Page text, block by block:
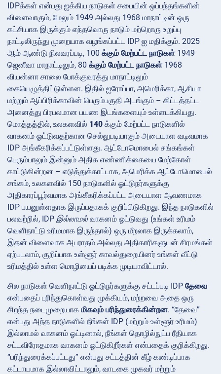
IDPக்கள் என்பது ஐக்கிய நாடுகள் சபையின் ஒப்பந்தங்களின்
விளைவாகும், மேலும் 1949 அல்லது 1968 மாநாட்டின் ஒரு
கட்சியாக இருக்கும் எந்தவொரு நாடும் மற்றொரு உறுப்பு
நாட்டிலிருந்து முறையாக வழங்கப்பட்ட IDP ஐ மதிக்கும். 2025
ஆம் ஆண்டு நிலவரப்படி, 100 க்கும் மேற்பட்ட நாடுகள் 1949
ஜெனீவா மாநாட்டிலும், 80 க்கும் மேற்பட்ட நாடுகள் 1968
வியன்னா சாலை போக்குவரத்து மாநாட்டிலும்
கையெழுத்திட்டுள்ளன. இதில் ஐரோப்பா, அமெரிக்கா, ஆசியா
மற்றும் ஆப்பிரிக்காவின் பெரும்பகுதி அடங்கும் – கிட்டத்தட்ட
அனைத்து பிரபலமான பயண இடங்களையும் உள்ளடக்கியது.
மொத்தத்தில், உலகளவில் 140 க்கும் மேற்பட்ட நாடுகளில்
வாகனம் ஓட்டுவதற்கான செல்லுபடியாகும் அடையாள வடிவமாக
IDP அங்கீகரிக்கப்பட்டுள்ளது. ஆட்டோமொபைல் சங்கங்கள்
பெரும்பாலும் இன்னும் அதிக எண்ணிக்கையை மேற்கோள்
காட்டுகின்றன – எடுத்துக்காட்டாக, அமெரிக்க ஆட்டோமொபைல்
சங்கம், உலகளவில் 150 நாடுகளில் ஓட்டுநர்களுக்கு
அதிகாரப்பூர்வமாக அங்கீகரிக்கப்பட்ட அடையாள ஆவணமாக
IDP பயனுள்ளதாக இருப்பதாகக் குறிப்பிடுகிறது. இந்த நாடுகளில்
பலவற்றில், IDP இல்லாமல்வாகனம் ஓட்டுவது (உங்கள் உரிமம்
வெளிநாட்டு உரிமமாக இருந்தால்) ஒரு மீறலாக இருக்கலாம்,
இதன் விளைவாக அபராதம் அல்லது அதிகாரிகளுடன் சிரமங்கள்
ஏற்படலாம், குறிப்பாக உள்ளூர் காவல்துறையினர் உங்கள் வீட்டு
உரிமத்தில் உள்ள மொழியைப் படிக்க முடியாவிட்டால்.
சில நாடுகள் வெளிநாட்டு ஓட்டுநர்களுக்கு சட்டப்படி IDP தேவை
என்பதைப் புரிந்துகொள்வது முக்கியம், மற்றவை அதை ஒரு
சிறந்த நடைமுறையாக மிகவும் பரிந்துரைக்கின்றன. “தேவை”
என்பது அந்த நாடுகளில் நீங்கள் IDP (மற்றும் உள்ளூர் உரிமம்)
இல்லாமல் வாகனம் ஓட்டினால், நீங்கள் தொழில்நுட்ப ரீதியாக
சட்டவிரோதமாக வாகனம் ஓட்டுகிறீர்கள் என்பதைக் குறிக்கிறது.
“பரிந்துரைக்கப்பட்டது” என்பது சட்டத்தின் கீழ் கண்டிப்பாக
கட்டாயமாக இல்லாவிட்டாலும், வாடகை முகவர் மற்றும்